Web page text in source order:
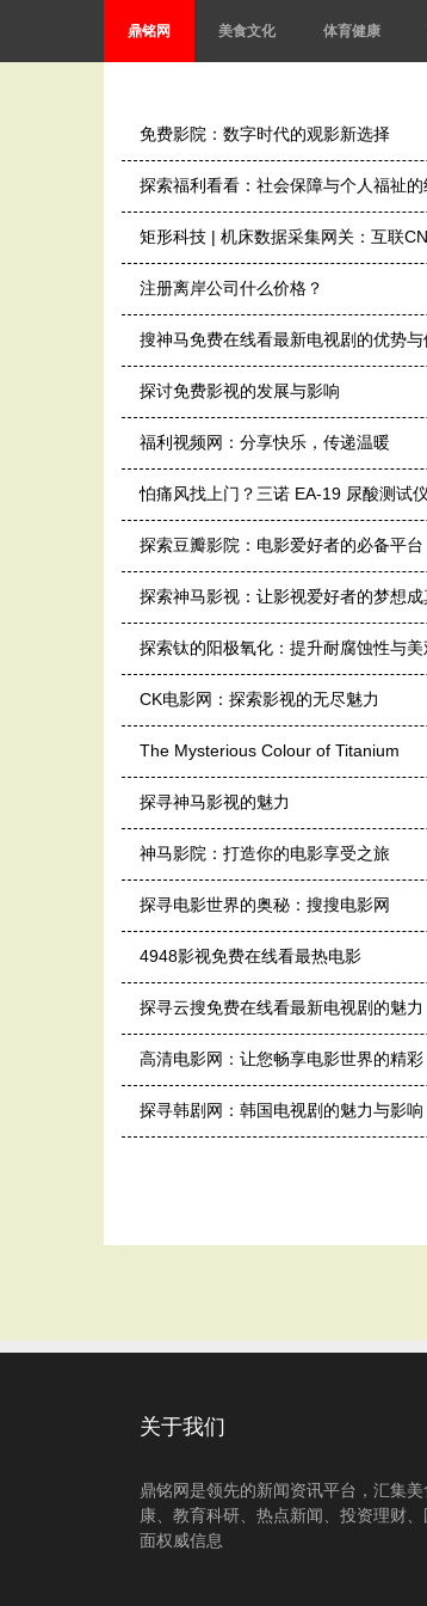
鼎铭网 美食文化 体育健康
免费影院：数字时代的观影新选择
探索福利看看：社会保障与个人福祉的
矩形科技 | 机床数据采集网关：互联
注册离岸公司什么价格？
搜神马免费在线看最新电视剧的优势与
探讨免费影视的发展与影响
福利视频网：分享快乐，传递温暖
怕痛风找上门？三诺 EA-19 尿酸测试
探索豆瓣影院：电影爱好者的必备平台
探索神马影视：让影视爱好者的梦想成
探索钛的阳极氧化：提升耐腐蚀性与
CK电影网：探索影视的无尽魅力
The Mysterious Colour of Titanium
探寻神马影视的魅力
神马影院：打造你的电影享受之旅
探寻电影世界的奥秘：搜搜电影网
4948影视免费在线看最热电影
探寻云搜免费在线看最新电视剧的魅力
高清电影网：让您畅享电影世界的精彩
探寻韩剧网：韩国电视剧的魅力与影响
关于我们
鼎铭网是领先的新闻资讯平台，汇集
康、教育科研、热点新闻、投资理财
面权威信息